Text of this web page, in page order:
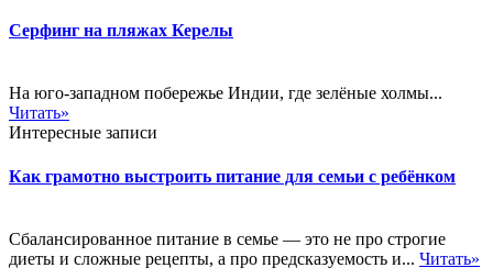
Серфинг на пляжах Керелы
На юго-западном побережье Индии, где зелёные холмы...
Читать»
Интересные записи
Как грамотно выстроить питание для семьи с ребёнком
Сбалансированное питание в семье — это не про строгие
диеты и сложные рецепты, а про предсказуемость и... Читать»